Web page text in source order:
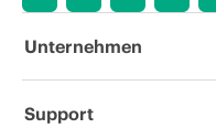
Unternehmen
Über HPE
Support